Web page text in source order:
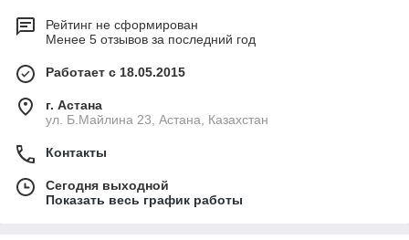
Рейтинг не сформирован
Менее 5 отзывов за последний год
Работает с 18.05.2015
г. Астана
ул. Б.Майлина 23, Астана, Казахстан
Контакты
Сегодня выходной
Показать весь график работы